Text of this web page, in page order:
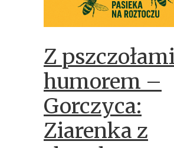
Z
humorem –
Gorczyca:
Ziarenka z